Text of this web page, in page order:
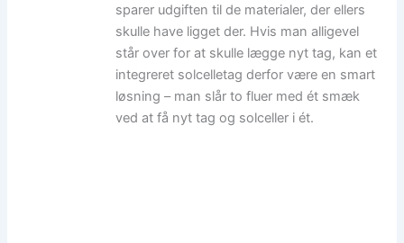
sparer udgiften til de materialer, der ellers
skulle have ligget der. Hvis man alligevel
står over for at skulle lægge nyt tag, kan et
integreret solcelletag derfor være en smart
løsning – man slår to fluer med ét smæk
ved at få nyt tag og solceller i ét.